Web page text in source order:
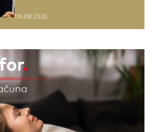
06.08.2026.